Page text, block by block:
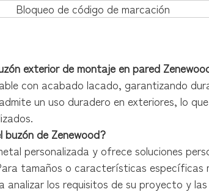
Bloqueo de código de marcación
exterior de montaje en pared
con acabado lacado, garantizando
un uso duradero en exteriores, lo
buzón de Zenewood?
personalizada y ofrece soluciones
tamaños o características específicas
analizar los requisitos de su proyecto y